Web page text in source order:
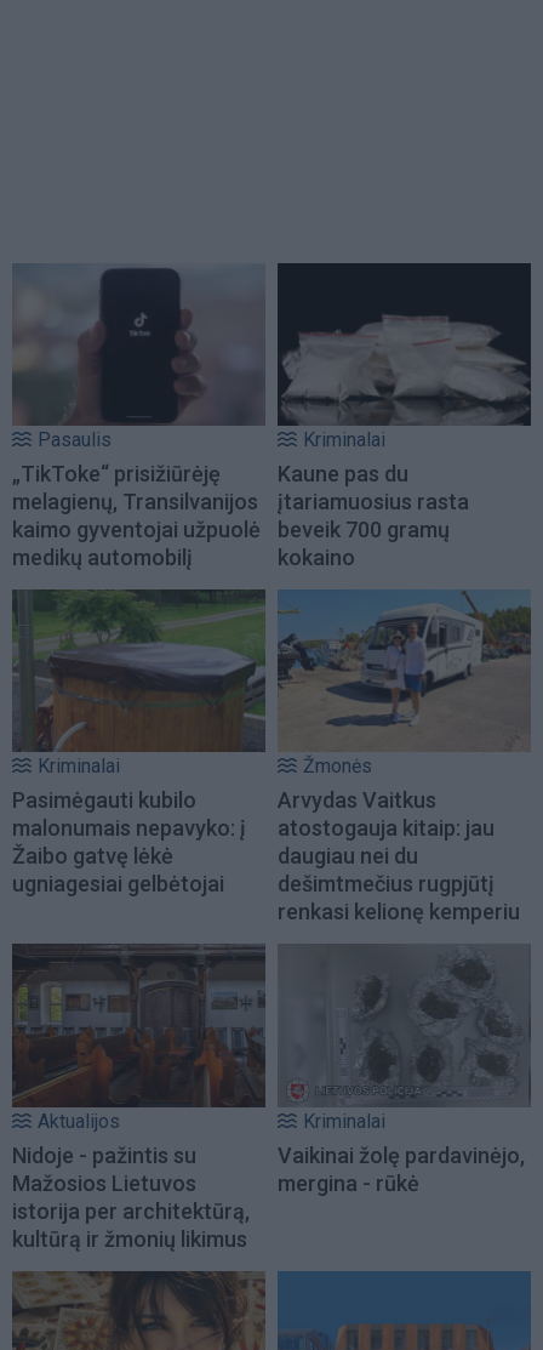
Pasaulis
„TikToke“ prisižiūrėję
melagienų, Transilvanijos
kaimo gyventojai užpuolė
medikų automobilį
Kriminalai
Kaune pas du
įtariamuosius rasta
beveik 700 gramų
kokaino
Kriminalai
Pasimėgauti kubilo
malonumais nepavyko: į
Žaibo gatvę lėkė
ugniagesiai gelbėtojai
Žmonės
Arvydas Vaitkus
atostogauja kitaip: jau
daugiau nei du
dešimtmečius rugpjūtį
renkasi kelionę kemperiu
Aktualijos
Nidoje - pažintis su
Mažosios Lietuvos
istorija per architektūrą,
kultūrą ir žmonių likimus
Kriminalai
Vaikinai žolę pardavinėjo,
mergina - rūkė